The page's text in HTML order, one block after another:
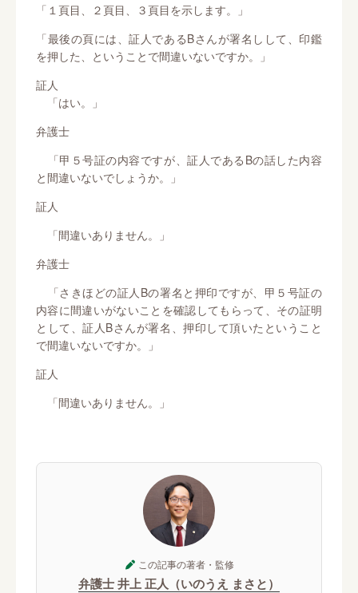
「１頁目、２頁目、３頁目を示します。」
「最後の頁には、証人であるBさんが署名しして、印鑑
を押した、ということで間違いないですか。」
証人
「はい。」
弁護士
「甲５号証の内容ですが、証人であるBの話した内容
と間違いないでしょうか。」
証人
「間違いありません。」
弁護士
「さきほどの証人Bの署名と押印ですが、甲５号証の
内容に間違いがないことを確認してもらって、その証明
として、証人Bさんが署名、押印して頂いたということ
で間違いないですか。」
証人
「間違いありません。」
この記事の著者・監修
弁護士 井上 正人（いのうえ まさと）